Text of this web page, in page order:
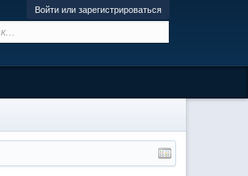
Войти или зарегистрироваться